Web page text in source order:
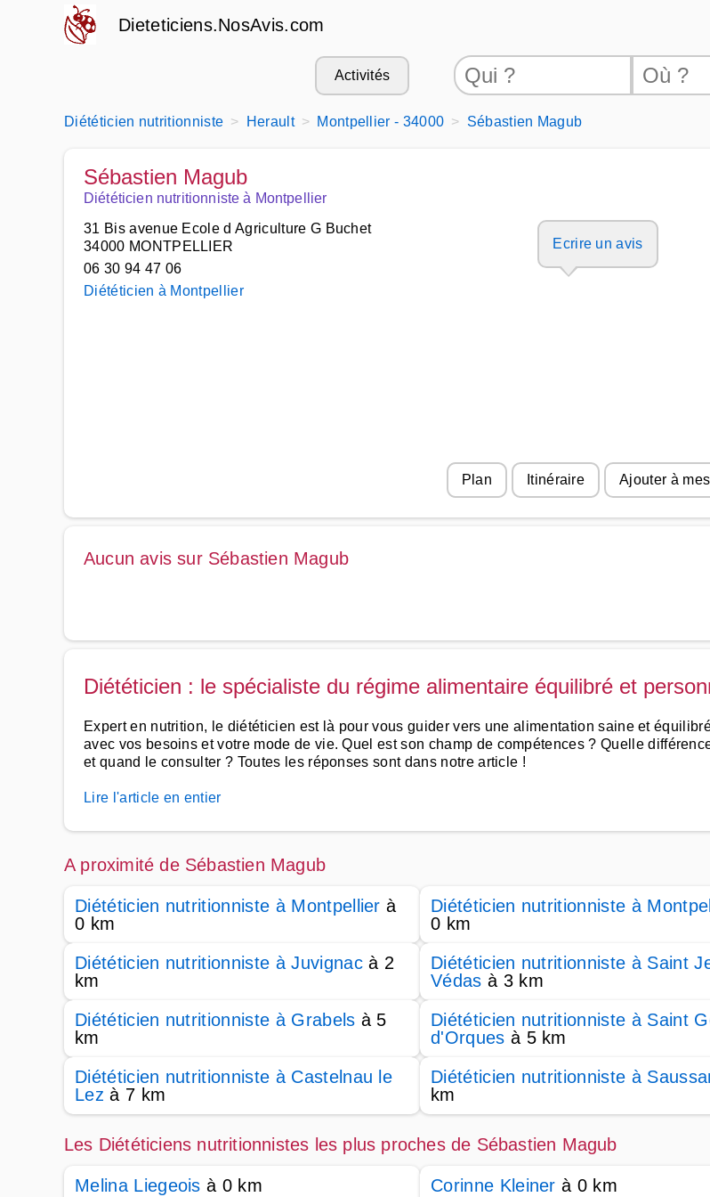
Dieteticiens.NosAvis.com
Activités
Diététicien nutritionniste Herault Montpellier - 34000 Sébastien Magub
Sébastien Magub
Diététicien nutritionniste à Montpellier
31 Bis avenue Ecole d Agriculture G Buchet
34000 MONTPELLIER
06 30 94 47 06
Diététicien à Montpellier
Ecrire un avis
Plan Itinéraire Ajouter à
Aucun avis sur Sébastien Magub
Diététicien : le spécialiste du régime alimentaire équilibré et
Expert en nutrition, le diététicien est là pour vous guider vers une alimentation saine et
avec vos besoins et votre mode de vie. Quel est son champ de compétences ? Quelle
et quand le consulter ? Toutes les réponses sont dans notre article !
Lire l'article en entier
A proximité de Sébastien Magub
Diététicien nutritionniste à Montpellier à
0 km
Diététicien nutritionniste à
0 km
Diététicien nutritionniste à Juvignacà 2
km
Diététicien nutritionniste à Saint
Védas à 3 km
Diététicien nutritionniste à Grabels à 5
km
Diététicien nutritionniste à Saint
d'Orques à 5 km
Diététicien nutritionniste à Castelnau le
Lez à 7 km
Diététicien nutritionniste à
km
Les Diététiciens nutritionnistes les plus proches de Sébastien Magub
Melina Liegeois à 0 km Corinne Kleiner à 0 km